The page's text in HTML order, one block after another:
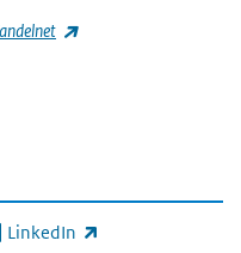
(externe link)
LinkedIn
link)